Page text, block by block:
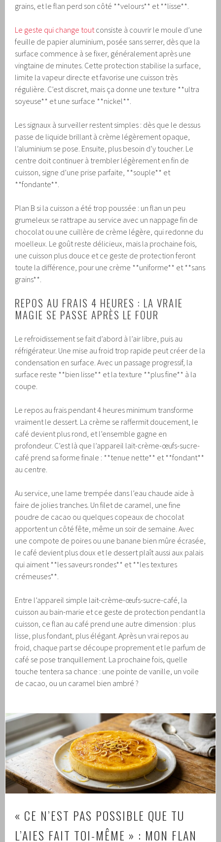
grains, et le flan perd son côté **velours** et **lisse**.
Le geste qui change toutconsiste à couvrir le moule d’une
feuille de papier aluminium, posée sans serrer, dès que la
surface commence à se fixer, généralement après une
vingtaine de minutes. Cette protection stabilise la surface,
limite la vapeur directe et favorise une cuisson très
régulière. C’est discret, mais ça donne une texture **ultra
soyeuse** et une surface **nickel**.
Les signaux à surveiller restent simples : dès que le dessus
passe de liquide brillant à crème légèrement opaque,
l’aluminium se pose. Ensuite, plus besoin d’y toucher. Le
centre doit continuer à trembler légèrement en fin de
cuisson, signe d’une prise parfaite, **souple** et
**fondante**.
Plan B si la cuisson a été trop poussée : un flan un peu
grumeleux se rattrape au service avec un nappage fin de
chocolat ou une cuillère de crème légère, qui redonne du
moelleux. Le goût reste délicieux, mais la prochaine fois,
une cuisson plus douce et ce geste de protection feront
toute la différence, pour une crème **uniforme** et **sans
grains**.
REPOS AU FRAIS 4 HEURES : LA VRAIE
MAGIE SE PASSE APRÈS LE FOUR
Le refroidissement se fait d’abord à l’air libre, puis au
réfrigérateur. Une mise au froid trop rapide peut créer de la
condensation en surface. Avec un passage progressif, la
surface reste **bien lisse** et la texture **plus fine** à la
coupe.
Le repos au frais pendant 4 heures minimum transforme
vraiment le dessert. La crème se raffermit doucement, le
café devient plus rond, et l’ensemble gagne en
profondeur. C’est là que l’appareil lait-crème-œufs-sucre-
café prend sa forme finale : **tenue nette** et **fondant**
au centre.
Au service, une lame trempée dans l’eau chaude aide à
faire de jolies tranches. Un filet de caramel, une fine
poudre de cacao ou quelques copeaux de chocolat
apportent un côté fête, même un soir de semaine. Avec
une compote de poires ou une banane bien mûre écrasée,
le café devient plus doux et le dessert plaît aussi aux palais
qui aiment **les saveurs rondes** et **les textures
crémeuses**.
Entre l’appareil simple lait-crème-œufs-sucre-café, la
cuisson au bain-marie et ce geste de protection pendant la
cuisson, ce flan au café prend une autre dimension : plus
lisse, plus fondant, plus élégant. Après un vrai repos au
froid, chaque part se découpe proprement et le parfum de
café se pose tranquillement. La prochaine fois, quelle
touche tentera sa chance : une pointe de vanille, un voile
de cacao, ou un caramel bien ambré ?
« CE N’EST PAS POSSIBLE QUE TU
L’AIES FAIT TOI-MÊME » : MON FLAN